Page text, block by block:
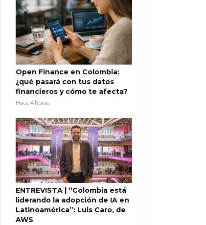
Open Finance en Colombia:
¿qué pasará con tus datos
financieros y cómo te afecta?
Hace 4 horas
ENTREVISTA | “Colombia está
liderando la adopción de IA en
Latinoamérica”: Luis Caro, de
AWS